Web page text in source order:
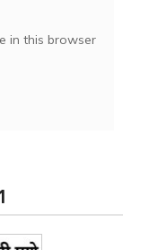
in this browser